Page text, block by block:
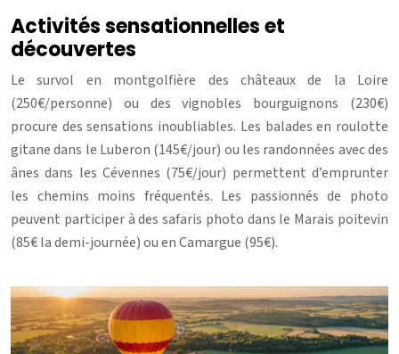
Activités sensationnelles et
découvertes
Le survol en montgolfière des châteaux de la Loire
(250€/personne) ou des vignobles bourguignons (230€)
procure des sensations inoubliables. Les balades en roulotte
gitane dans le Luberon (145€/jour) ou les randonnées avec des
ânes dans les Cévennes (75€/jour) permettent d’emprunter
les chemins moins fréquentés. Les passionnés de photo
peuvent participer à des safaris photo dans le Marais poitevin
(85€ la demi-journée) ou en Camargue (95€).